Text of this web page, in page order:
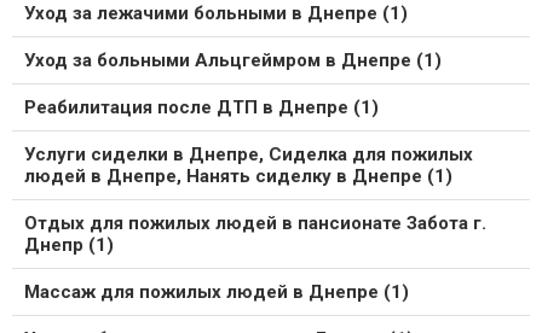
Уход за лежачими больными в Днепре (1)
Уход за больными Альцгеймром в Днепре (1)
Реабилитация после ДТП в Днепре (1)
Услуги сиделки в Днепре, Сиделка для пожилых
людей в Днепре, Нанять сиделку в Днепре (1)
Отдых для пожилых людей в пансионате Забота г.
Днепр (1)
Массаж для пожилых людей в Днепре (1)